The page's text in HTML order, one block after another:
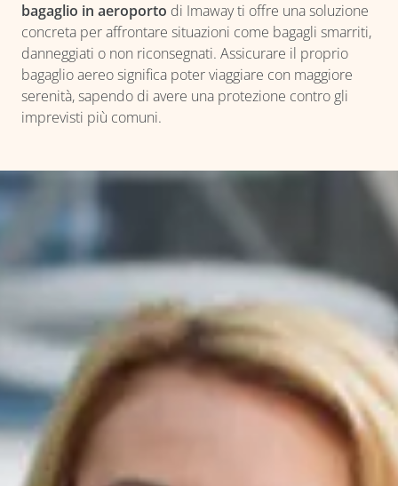
bagaglio in aeroporto di Imaway ti offre una soluzione
concreta per affrontare situazioni come bagagli smarriti,
danneggiati o non riconsegnati. Assicurare il proprio
bagaglio aereo significa poter viaggiare con maggiore
serenità, sapendo di avere una protezione contro gli
imprevisti più comuni.